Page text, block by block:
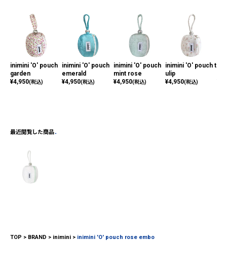
inimini 'O' pouch
garden
¥4,950(税込)
inimini 'O' pouch
emerald
¥4,950(税込)
inimini 'O' pouch
mint rose
¥4,950(税込)
inimini 'O' pouch t
ulip
¥4,950(税込)
最近閲覧した商品
TOP BRAND inimini inimini 'O' pouch rose embo